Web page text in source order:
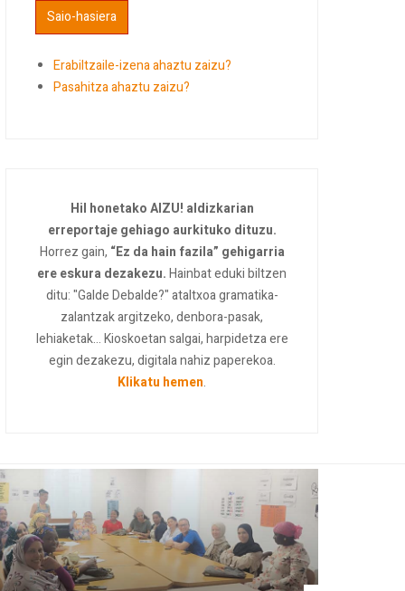
Erabiltzaile-izena ahaztu zaizu?
Pasahitza ahaztu zaizu?
Hil honetako AIZU! aldizkarian
erreportaje gehiago aurkituko dituzu.
Horrez gain, “Ez da hain fazila” gehigarria
ere eskura dezakezu.Hainbat eduki biltzen
ditu: "Galde Debalde?" ataltxoa gramatika-
zalantzak argitzeko, denbora-pasak,
lehiaketak... Kioskoetan salgai, harpidetza ere
egin dezakezu, digitala nahiz paperekoa.
Klikatu hemen.